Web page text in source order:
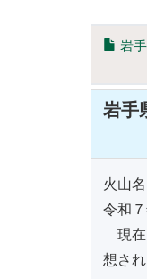
岩
岩手
火山
令和
現在
想され